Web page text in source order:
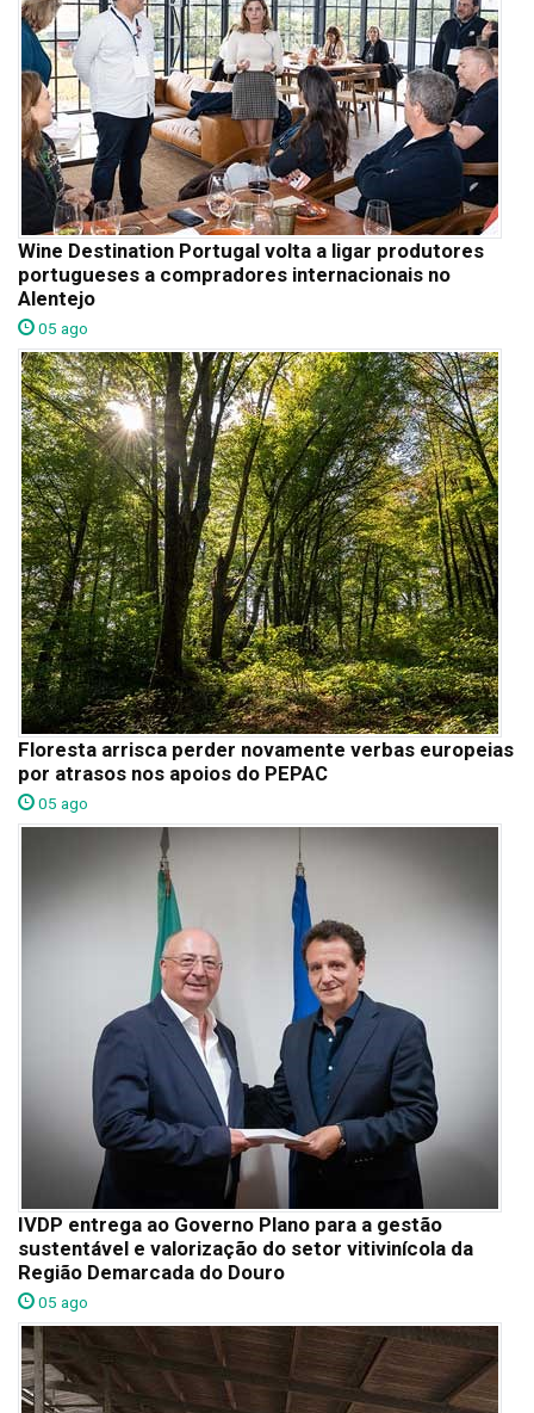
Wine Destination Portugal volta a ligar produtores
portugueses a compradores internacionais no
Alentejo
05 ago
Floresta arrisca perder novamente verbas europeias
por atrasos nos apoios do PEPAC
05 ago
IVDP entrega ao Governo Plano para a gestão
sustentável e valorização do setor vitivinícola da
Região Demarcada do Douro
05 ago